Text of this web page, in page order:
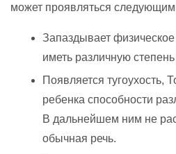
может проявляться
Запаздывает
иметь различную
Появляется тугоухость,
ребенка способности
В дальнейшем ним не
обычная речь.